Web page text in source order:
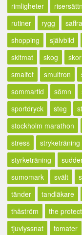
rimligheter
rutiner
rygg
shopping
självbild
skitmat
skog skor
smalfet
smultron
sommartid
sömn
sportdryck
steg
stockholm marathon
stress
stryketräning
styrketräning
sumomark
svält
tänder
tandläkare
thåström
the
tjuvlyssnat
tomater